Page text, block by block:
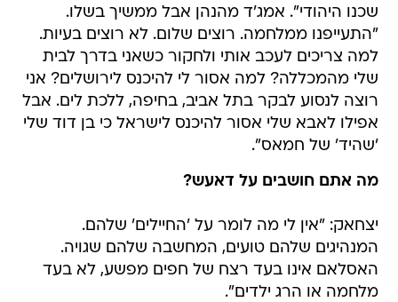
שכנו היהודי". אמג'ד מהנהן אבל ממשיך בשלו.
"התעייפנו ממלחמה. רוצים שלום. לא רוצים בעיות.
למה צריכים לעכב אותי ולחקור כשאני בדרך לבית
שלי מהמכללה? למה אסור לי להיכנס לירושלים? אני
רוצה לנסוע לבקר בתל אביב, בחיפה, ללכת לים. אבל
אפילו לאבא שלי אסור להיכנס לישראל כי בן דוד שלי
'שהיד' של חמאס".
מה אתם חושבים על דאעש?
יצחאק: "אין לי מה לומר על 'החיילים' שלהם.
המנהיגים שלהם טועים, המחשבה שלהם שגויה.
האסלאם אינו בעד רצח של חפים מפשע, לא בעד
מלחמה או הרג ילדים".